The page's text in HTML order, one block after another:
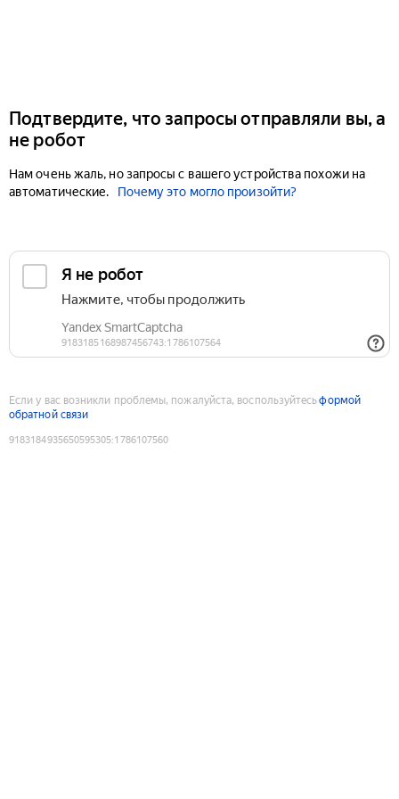
Подтвердите, что запросы отправляли вы, а
не робот
Нам очень жаль, но запросы с вашего устройства похожи на
автоматические.
Почему это могло произойти?
Если у вас возникли проблемы, пожалуйста, воспользуйтесьформой
обратной связи
9183184935650595305:1786107560